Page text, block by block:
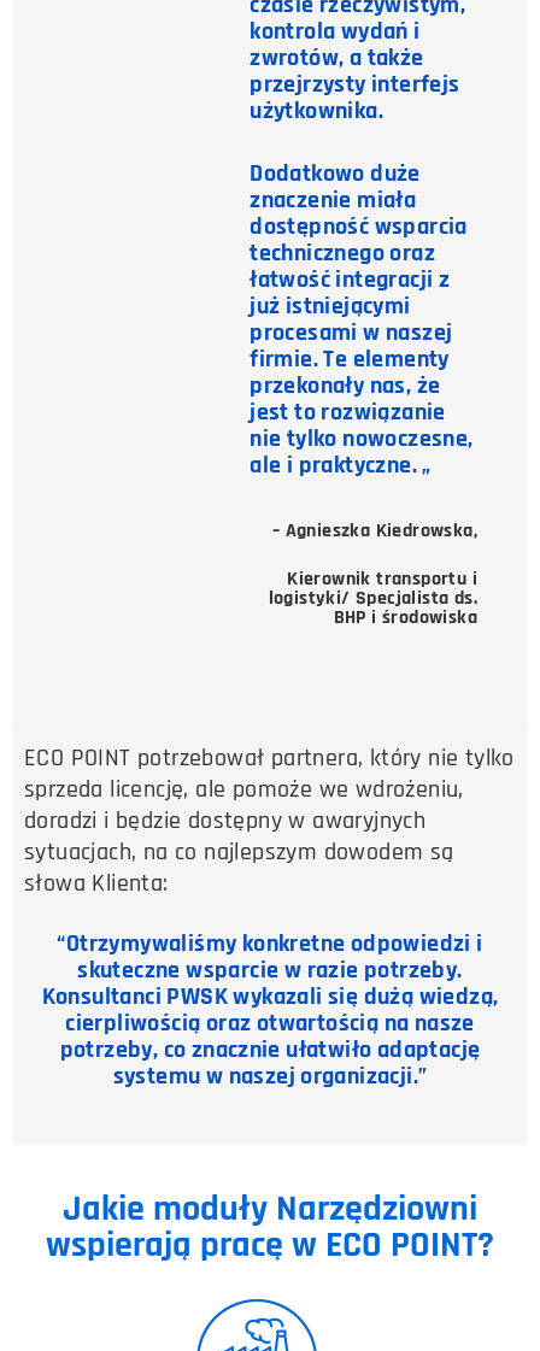
kontrola wydań i
zwrotów, a także
przejrzysty interfejs
użytkownika.
Dodatkowo duże
znaczenie miała
dostępność wsparcia
technicznego oraz
łatwość integracji z
już istniejącymi
procesami w naszej
firmie. Te elementy
przekonały nas, że
jest to rozwiązanie
nie tylko nowoczesne,
ale i praktyczne. „
– Agnieszka Kiedrowska,
Kierownik transportu i
logistyki/ Specjalista ds.
BHP i środowiska
ECO POINT potrzebował partnera, który nie tylko
sprzeda licencję, ale pomoże we wdrożeniu,
doradzi i będzie dostępny w awaryjnych
sytuacjach, na co najlepszym dowodem są
słowa Klienta:
“Otrzymywaliśmy konkretne odpowiedzi i
skuteczne wsparcie w razie potrzeby.
Konsultanci PWSK wykazali się dużą wiedzą,
cierpliwością oraz otwartością na nasze
potrzeby, co znacznie ułatwiło adaptację
systemu w naszej organizacji.”
Jakie moduły Narzędziowni
wspierają pracę w ECO POINT?